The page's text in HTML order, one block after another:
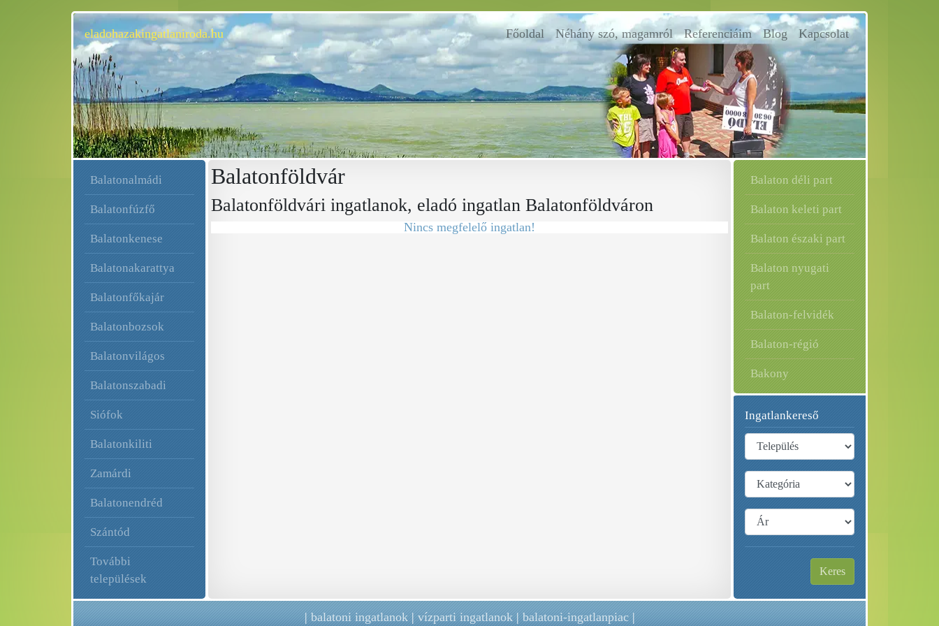
eladohazakingatlaniroda.hu Főoldal (current)
Néhány szó, magamról Referenciáim Blog Kapcsolat
Balatonalmádi
Balatonfúzfő
Balatonkenese
Balatonakarattya
Balatonfőkajár
Balatonbozsok
Balatonvilágos
Balatonszabadi
Siófok
Balatonkiliti
Zamárdi
Balatonendréd
Szántód
További
települések
Balaton déli part
Balaton keleti part
Balaton északi part
Balaton nyugati
part
Balaton-felvidék
Balaton-régió
Bakony
Ingatlankereső
Keres
Balatonföldvár
Balatonföldvári ingatlanok, eladó ingatlan Balatonföldváron
Nincs megfelelő ingatlan!
|balatoni ingatlanok|vízparti ingatlanok|balatoni-ingatlanpiac|